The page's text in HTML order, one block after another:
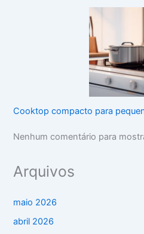
Cooktop compacto para
Nenhum comentário para
Arquivos
maio 2026
abril 2026